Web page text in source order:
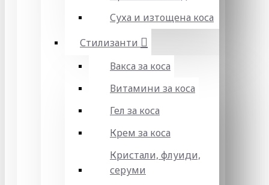
Суха и изтощена коса
Стилизанти
Вакса за коса
Витамини за коса
Гел за коса
Крем за коса
Кристали, флуиди,
серуми